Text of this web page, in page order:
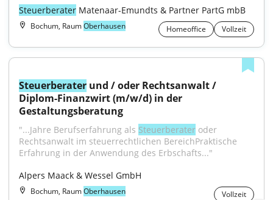
Steuerberater Matenaar-Emundts & Partner PartG mbB
Bochum, RaumOberhausen Homeoffice Vollzeit
Steuerberater und / oder Rechtsanwalt /
Diplom-Finanzwirt (m/w/d) in der
Gestaltungsberatung
"...Jahre Berufserfahrung als Steuerberater oder
Rechtsanwalt im steuerrechtlichen BereichPraktische
Erfahrung in der Anwendung des Erbschafts..."
Alpers Maack & Wessel GmbH
Bochum, RaumOberhausen Vollzeit